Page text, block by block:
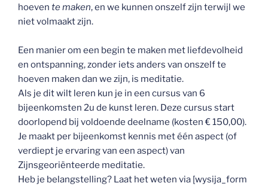
hoeven te maken, en we kunnen onszelf zijn terwijl we
niet volmaakt zijn.
Een manier om een begin te maken met liefdevolheid
en ontspanning, zonder iets anders van onszelf te
hoeven maken dan we zijn, is meditatie.
Als je dit wilt leren kun je in een cursus van 6
bijeenkomsten 2u de kunst leren. Deze cursus start
doorlopend bij voldoende deelname (kosten € 150,00).
Je maakt per bijeenkomst kennis met één aspect (of
verdiept je ervaring van een aspect) van
Zijnsgeoriënteerde meditatie.
Heb je belangstelling? Laat het weten via [wysija_form